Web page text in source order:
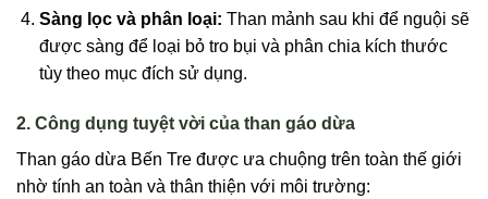
Sàng lọc và phân loại: Than mảnh sau khi để nguội sẽ
được sàng để loại bỏ tro bụi và phân chia kích thước
tùy theo mục đích sử dụng.
2. Công dụng tuyệt vời của than gáo dừa
Than gáo dừa Bến Tre được ưa chuộng trên toàn thế giới
nhờ tính an toàn và thân thiện với môi trường: